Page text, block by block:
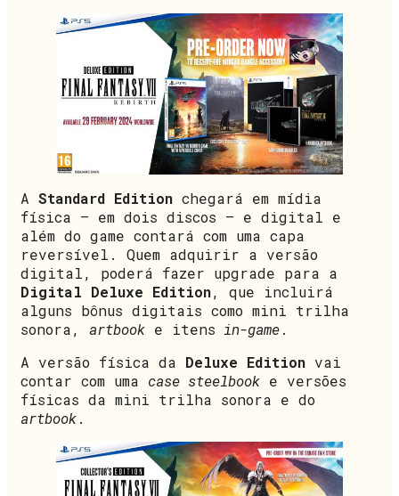
A Standard Edition chegará em mídia
física – em dois discos – e digital e
além do game contará com uma capa
reversível. Quem adquirir a versão
digital, poderá fazer upgrade para a
Digital Deluxe Edition, que incluirá
alguns bônus digitais como mini trilha
sonora, artbook e itens in-game.
A versão física da Deluxe Edition vai
contar com uma case steelbook e versões
físicas da mini trilha sonora e do
artbook.